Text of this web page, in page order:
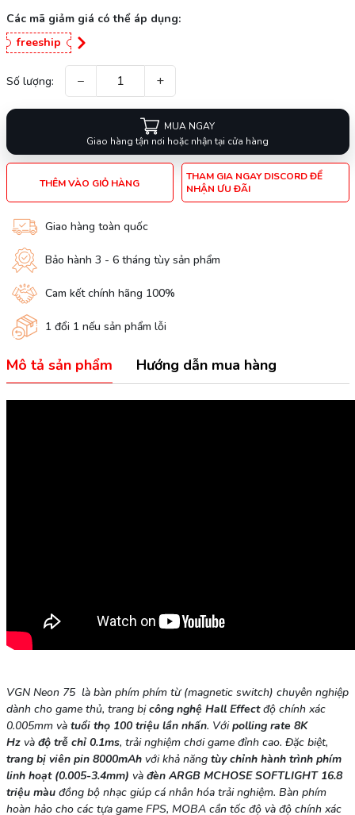
Các mã giảm giá có thể áp dụng:
freeship
Số lượng: − +
MUA NGAY
Giao hàng tận nơi hoặc nhận tại cửa hàng
THÊM VÀO GIỎ HÀNG
THAM GIA NGAY DISCORD ĐỂ
NHẬN ƯU ĐÃI
Giao hàng toàn quốc
Bảo hành 3 - 6 tháng tùy sản phẩm
Cam kết chính hãng 100%
1 đổi 1 nếu sản phẩm lỗi
Mô tả sản phẩm Hướng dẫn mua hàng
VGN Neon 75 là bàn phím phím từ (magnetic switch) chuyên nghiệp
dành cho game thủ, trang bị công nghệ Hall Effect độ chính xác
0.005mm và tuổi thọ 100 triệu lần nhấn. Với polling rate 8K
Hz và độ trễ chỉ 0.1ms, trải nghiệm chơi game đỉnh cao. Đặc biệt,
trang bị viên pin 8000mAhvới khả năng tùy chỉnh hành trình phím
linh hoạt (0.005-3.4mm) và đèn ARGB MCHOSE SOFTLIGHT 16.8
triệu màu đồng bộ nhạc giúp cá nhân hóa trải nghiệm. Bàn phím
hoàn hảo cho các tựa game FPS, MOBA cần tốc độ và độ chính xác